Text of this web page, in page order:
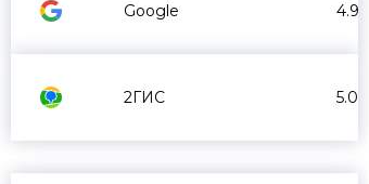
Google 4.9
2ГИС 5.0